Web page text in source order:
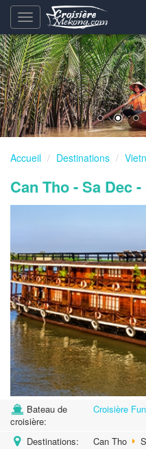
Basculement
de
la
navigation
Accueil Destinations
Can Tho - Sa Dec
Bateau de
croisière:
Croisière
Destinations: Can Tho